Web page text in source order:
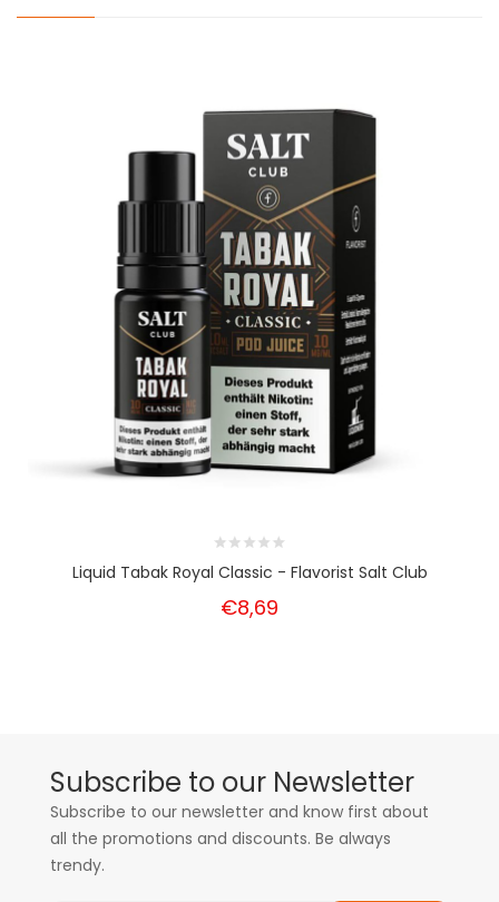
Liquid Tabak Royal Classic - Flavorist Salt Club
€8,69
Subscribe to our Newsletter
Subscribe to our newsletter and know first about
all the promotions and discounts. Be always
trendy.